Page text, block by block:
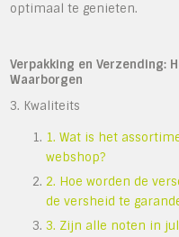
optimaal te genieten.
Verpakking en Verzending:
Waarborgen
3. Kwaliteits
1. Wat is het
webshop?
2. Hoe worden de
de versheid te
3. Zijn alle noten in